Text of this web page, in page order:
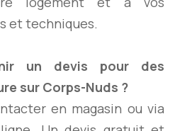
et techniques.
un devis pour des
sur Corps-Nuds ?
en magasin ou via